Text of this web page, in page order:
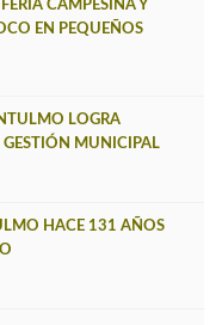
CAMPESINA Y
EN PEQUEÑOS
LOGRA
MUNICIPAL
HACE 131 AÑOS